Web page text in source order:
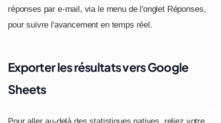
réponses par e-mail, via le menu de l'onglet Réponses,
pour suivre l'avancement en temps réel.
Exporter les résultats vers Google
Sheets